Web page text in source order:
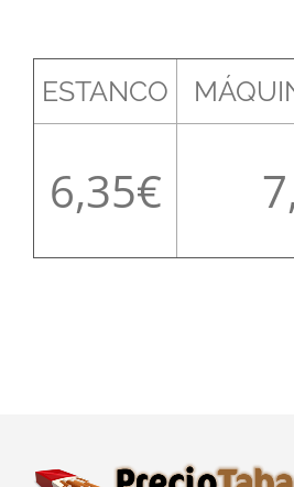
ESTANCO
6,35